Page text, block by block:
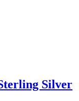
Silver